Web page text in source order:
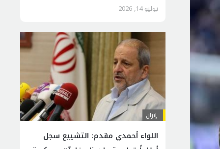
يوليو 14, 2026
إيران
اللواء أحمدي مقدم: التشييع سجل